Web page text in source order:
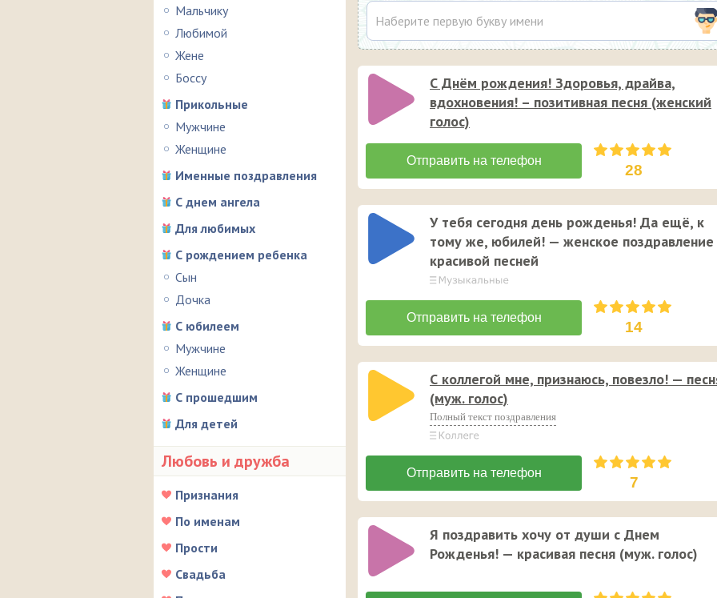
Мальчику
Любимой
Жене
Боссу
Прикольные
Мужчине
Женщине
Именные поздравления
С днем ангела
Для любимых
С рождением ребенка
Сын
Дочка
С юбилеем
Мужчине
Женщине
С прошедшим
Для детей
Любовь и дружба
Признания
По именам
Прости
Свадьба
С Днём рождения! Здоровья, драйва,
вдохновения! – позитивная песня (женский
голос)
28
У тебя сегодня день рожденья! Да ещё, к
тому же, юбилей! — женское поздравление
красивой песней
14
С коллегой мне, признаюсь, повезло! —
(муж. голос)
Полный текст поздравления
7
Я поздравить хочу от души с Днем
Рожденья! — красивая песня (муж. голос)